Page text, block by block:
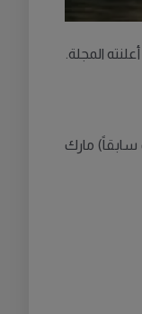
"ميتا" (فيسبوك سابقاً) مارك